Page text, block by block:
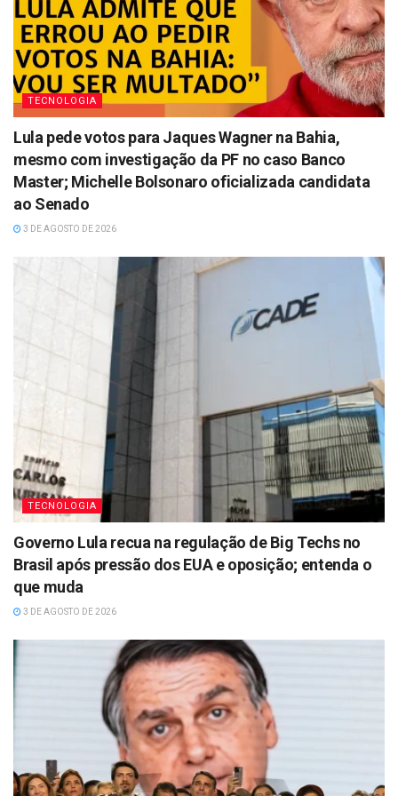
TECNOLOGIA
Lula pede votos para Jaques Wagner na Bahia,
mesmo com investigação da PF no caso Banco
Master; Michelle Bolsonaro oficializada candidata
ao Senado
3 DE AGOSTO DE 2026
TECNOLOGIA
Governo Lula recua na regulação de Big Techs no
Brasil após pressão dos EUA e oposição; entenda o
que muda
3 DE AGOSTO DE 2026